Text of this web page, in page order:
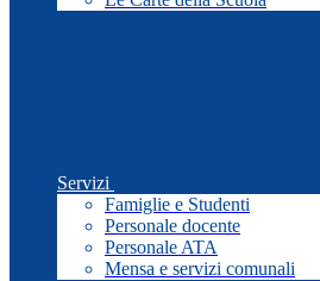
Servizi
Famiglie e Studenti
Personale docente
Personale ATA
Mensa e servizi comunali